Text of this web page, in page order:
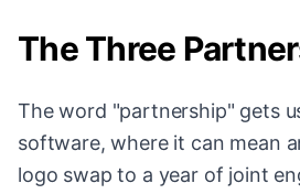
The Three
The word "partnership" gets
software, where it can mean
logo swap to a year of joint